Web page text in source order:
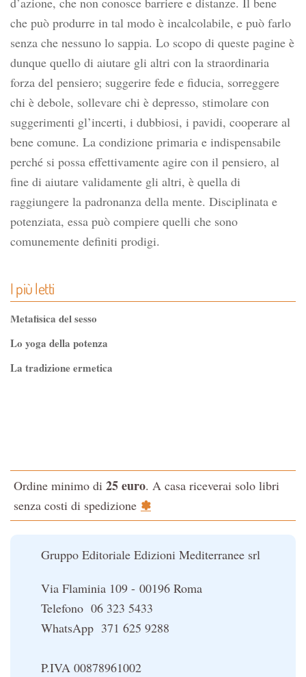
che può produrre in tal modo è incalcolabile, e può farlo
senza che nessuno lo sappia. Lo scopo di queste pagine è
dunque quello di aiutare gli altri con la straordinaria
forza del pensiero; suggerire fede e fiducia, sorreggere
chi è debole, sollevare chi è depresso, stimolare con
suggerimenti gl’incerti, i dubbiosi, i pavidi, cooperare al
bene comune. La condizione primaria e indispensabile
perché si possa effettivamente agire con il pensiero, al
fine di aiutare validamente gli altri, è quella di
raggiungere la padronanza della mente. Disciplinata e
potenziata, essa può compiere quelli che sono
comunemente definiti prodigi.
I più letti
Metafisica del sesso
Lo yoga della potenza
La tradizione ermetica
La Cabala
Il potere del serpente
Ordine minimo di 25 euro. A casa riceverai solo libri
senza costi di spedizione ✽
Gruppo Editoriale Edizioni Mediterranee srl
Via Flaminia 109 - 00196 Roma
Telefono 06 323 5433
WhatsApp 371 625 9288
P.IVA 00878961002